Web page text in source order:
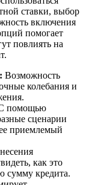
ставки, выбор
включения
помогает
повлиять на
Возможность
колебания и
помощью
сценарии
приемлемый
как это
сумму кредита.